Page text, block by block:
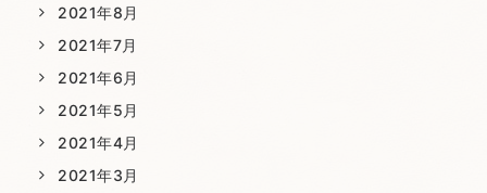
2021年8月
2021年7月
2021年6月
2021年5月
2021年4月
2021年3月